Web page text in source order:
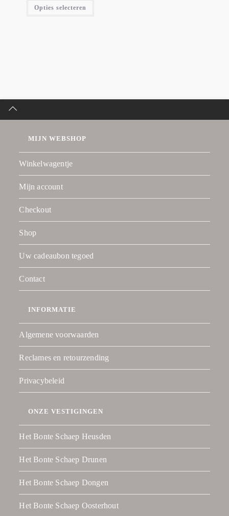
Opties selecteren
MIJN WEBSHOP
Winkelwagentje
Mijn account
Checkout
Shop
Uw cadeaubon tegoed
Contact
INFORMATIE
Algemene voorwaarden
Reclames en retourzending
Privacybeleid
ONZE VESTIGINGEN
Het Bonte Schaep Heusden
Het Bonte Schaep Drunen
Het Bonte Schaep Dongen
Het Bonte Schaep Oosterhout